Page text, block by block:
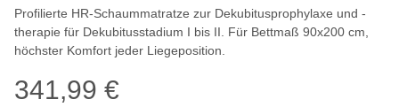
Profilierte HR-Schaummatratze zur Dekubitusprophylaxe und -
therapie für Dekubitusstadium I bis II. Für Bettmaß 90x200 cm,
höchster Komfort jeder Liegeposition.
341,99 €